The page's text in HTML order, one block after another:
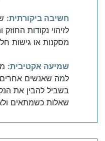
חשיבה ביקורתית:
לזיהוי נקודות
מסקנות או גישות
שמיעה אקטיבית:
למה שאנשים אחרים
בשביל להבין את
שאלות כשמתאים